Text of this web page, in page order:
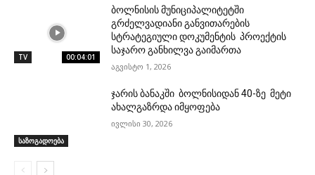
TV 00:04:01
ბოლნისის მუნიციპალიტეტში
გრძელვადიანი განვითარების
სტრატეგიული დოკუმენტის პროექტის
საჯარო განხილვა გაიმართა
აგვისტო 1, 2026
საზოგადოება
ჯარის ბანაკში ბოლნისიდან 40-ზე მეტი
ახალგაზრდა იმყოფება
ივლისი 30, 2026